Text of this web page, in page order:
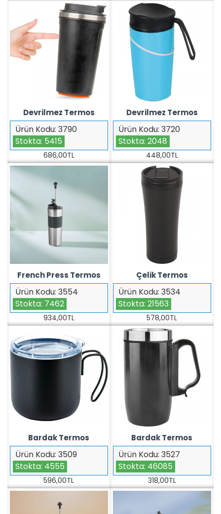
Ürün Kodu: 3790
Stokta: 5415
Devrilmez Termos
686,00TL
Ürün Kodu: 3720
Stokta: 2048
Devrilmez Termos
448,00TL
Ürün Kodu: 3554
Stokta: 7462
French Press Termos
934,00TL
Ürün Kodu: 3534
Stokta: 21563
Çelik Termos
578,00TL
Ürün Kodu: 3509
Stokta: 4555
Bardak Termos
596,00TL
Ürün Kodu: 3527
Stokta: 46085
Bardak Termos
318,00TL